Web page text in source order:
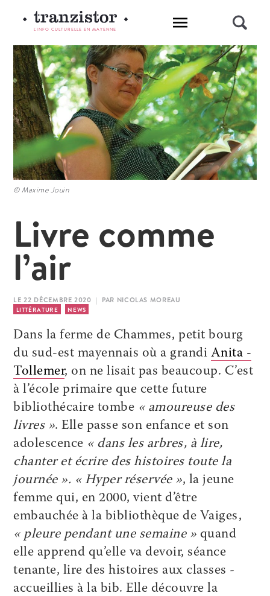
L'INFO CULTURELLE EN MAYENNE
© Maxime Jouin
Livre comme
l’air
LE 22 DÉCEMBRE 2020 | PAR NICOLAS MOREAU
LITTÉRATURE NEWS
Dans la ferme de Chammes, petit bourg
du sud-est mayennais où a grandi Anita ­
Tollemer, on ne lisait pas beaucoup. C’est
à l’école primaire que cette future
bibliothécaire tombe « amoureuse des
livres ». Elle passe son enfance et son
adolescence « dans les arbres, à lire,
chanter et écrire des histoires toute la
journée ». « Hyper réservée », la jeune
femme qui, en 2000, vient d’être
embauchée à la bibliothèque de Vaiges,
« pleure pendant une semaine » quand
elle apprend qu’elle va devoir, séance
tenante, lire des histoires aux classes ­
accueillies à la bib. Elle découvre la